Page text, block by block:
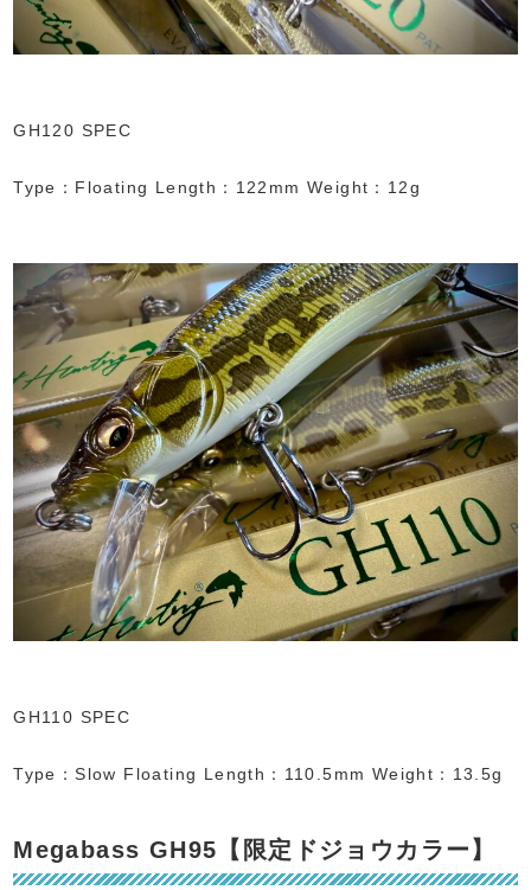
GH120 SPEC
Type：Floating Length：122mm Weight：12g
GH110 SPEC
Type：Slow Floating Length：110.5mm Weight：13.5g
Megabass GH95【限定ドジョウカラー】